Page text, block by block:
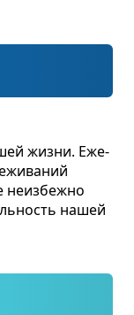
жизни. Еже­
неиз­бежно
нашей